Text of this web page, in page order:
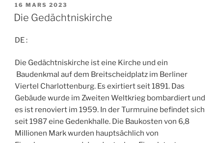
PUBLIÉ
LE
16 MARS 2023
Die Gedächtniskirche
DE :
Die Gedächtniskirche ist eine Kirche und ein
Baudenkmal auf dem Breitscheidplatz im Berliner
Viertel Charlottenburg. Es exirtiert seit 1891. Das
Gebäude wurde im Zweiten Weltkrieg bombardiert und
es ist renoviert im 1959. In der Turmruine befindet sich
seit 1987 eine Gedenkhalle. Die Baukosten von 6,8
Millionen Mark wurden hauptsächlich von